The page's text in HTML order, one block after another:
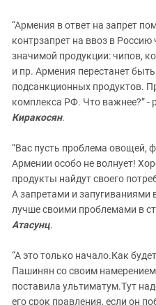
“Армения в ответ на запрет
контрзапрет на ввоз в
значимой продукции: чипов,
и пр. Армения перестанет
подсанкционных продуктов.
комплекса РФ. Что важнее?” -
Киракосян.
“Вас пусть проблема овощей,
Армении особо не волнует!
продукты найдут своего
А запретами и запугиваниями
лучше своими проблемами в
Атасунц.
“А это только начало.Как
Пашинян со своим
поставила ультиматум.Тут
его срок правления, если он